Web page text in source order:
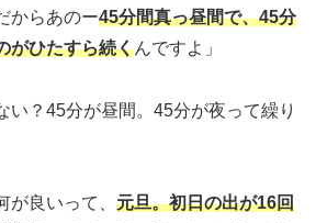
からあのー45分間真っ昼間で、45分
がひたすら続くんですよ」
い？45分が昼間。45分が夜って繰り
が良いって、 元旦。初日の出が16回